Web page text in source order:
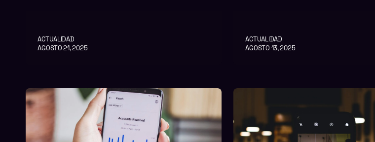
ACTUALIDAD
AGOSTO 21, 2025
ACTUALIDAD
AGOSTO 13, 2025